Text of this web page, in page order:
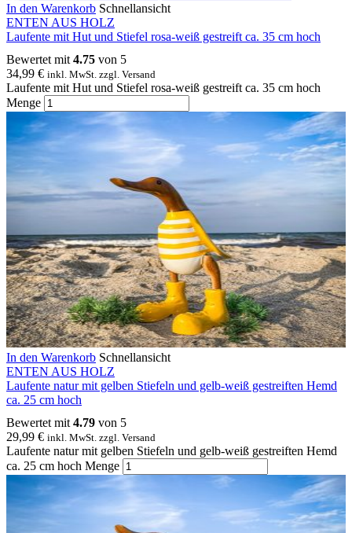
In den Warenkorb Schnellansicht
ENTEN AUS HOLZ
Laufente mit Hut und Stiefel rosa-weiß gestreift ca. 35 cm hoch
Bewertet mit 4.75 von 5
34,99 € inkl. MwSt. zzgl. Versand
Laufente mit Hut und Stiefel rosa-weiß gestreift ca. 35 cm hoch
Menge
In den Warenkorb Schnellansicht
ENTEN AUS HOLZ
Laufente natur mit gelben Stiefeln und gelb-weiß gestreiften Hemd
ca. 25 cm hoch
Bewertet mit 4.79 von 5
29,99 € inkl. MwSt. zzgl. Versand
Laufente natur mit gelben Stiefeln und gelb-weiß gestreiften Hemd
ca. 25 cm hoch Menge